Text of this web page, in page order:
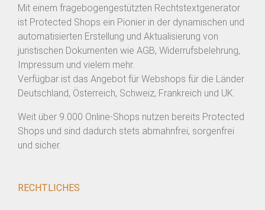
Mit einem fragebogengestützten Rechtstextgenerator
ist Protected Shops ein Pionier in der dynamischen und
automatisierten Erstellung und Aktualisierung von
juristischen Dokumenten wie AGB, Widerrufsbelehrung,
Impressum und vielem mehr.
Verfügbar ist das Angebot für Webshops für die Länder
Deutschland, Österreich, Schweiz, Frankreich und UK.
Weit über 9.000 Online-Shops nutzen bereits Protected
Shops und sind dadurch stets abmahnfrei, sorgenfrei
und sicher.
RECHTLICHES